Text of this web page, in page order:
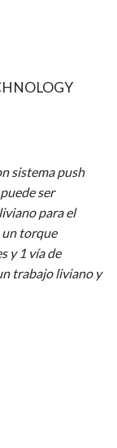
sistema push
ser
para el
torque
y 1 vía de
trabajo liviano y